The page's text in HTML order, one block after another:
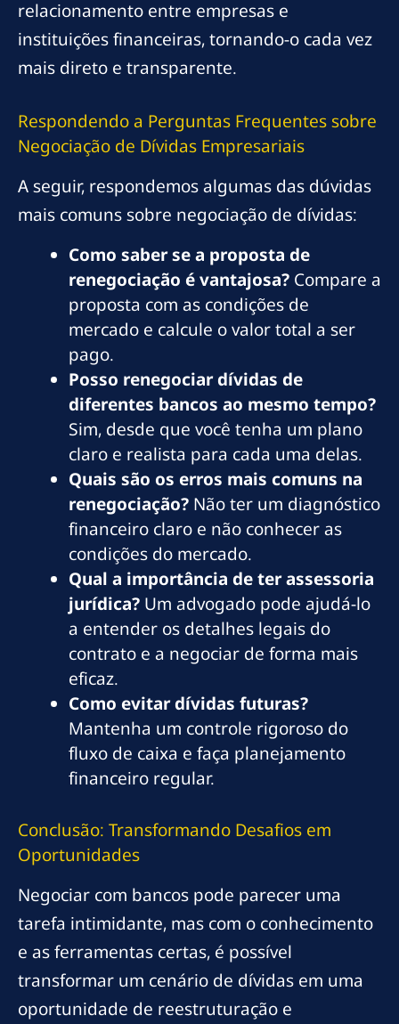
relacionamento entre empresas e
instituições financeiras, tornando-o cada vez
mais direto e transparente.
Respondendo a Perguntas Frequentes sobre
Negociação de Dívidas Empresariais
A seguir, respondemos algumas das dúvidas
mais comuns sobre negociação de dívidas:
Como saber se a proposta de
renegociação é vantajosa? Compare a
proposta com as condições de
mercado e calcule o valor total a ser
pago.
Posso renegociar dívidas de
diferentes bancos ao mesmo tempo?
Sim, desde que você tenha um plano
claro e realista para cada uma delas.
Quais são os erros mais comuns na
renegociação? Não ter um diagnóstico
financeiro claro e não conhecer as
condições do mercado.
Qual a importância de ter assessoria
jurídica? Um advogado pode ajudá-lo
a entender os detalhes legais do
contrato e a negociar de forma mais
eficaz.
Como evitar dívidas futuras?
Mantenha um controle rigoroso do
fluxo de caixa e faça planejamento
financeiro regular.
Conclusão: Transformando Desafios em
Oportunidades
Negociar com bancos pode parecer uma
tarefa intimidante, mas com o conhecimento
e as ferramentas certas, é possível
transformar um cenário de dívidas em uma
oportunidade de reestruturação e